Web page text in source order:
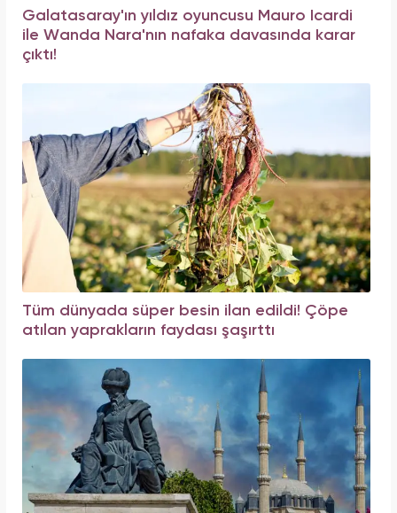
Galatasaray'ın yıldız oyuncusu Mauro Icardi
ile Wanda Nara'nın nafaka davasında karar
çıktı!
Tüm dünyada süper besin ilan edildi! Çöpe
atılan yaprakların faydası şaşırttı